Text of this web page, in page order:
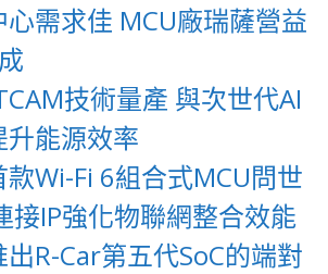
心需求佳 MCU廠瑞薩營益
技術量產 與次世代AI
升能源效率
款Wi-Fi 6組合式MCU問世
接IP強化物聯網整合效能
R-Car第五代SoC的端對